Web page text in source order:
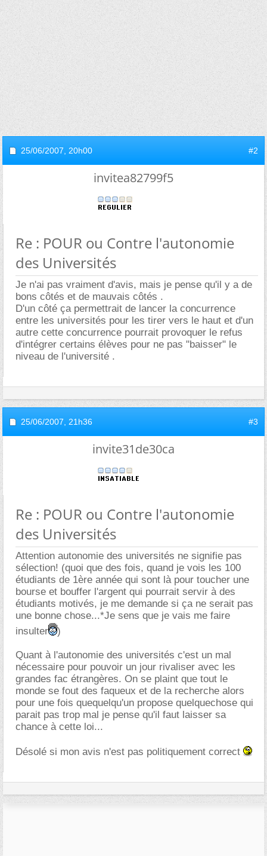
25/06/2007, 20h00 #2
invitea82799f5
Re : POUR ou Contre l'autonomie
des Universités
Je n'ai pas vraiment d'avis, mais je pense qu'il y a de
bons côtés et de mauvais côtés .
D'un côté ça permettrait de lancer la concurrence
entre les universités pour les tirer vers le haut et d'un
autre cette concurrence pourrait provoquer le refus
d'intégrer certains élèves pour ne pas "baisser" le
niveau de l'université .
25/06/2007, 21h36 #3
invite31de30ca
Re : POUR ou Contre l'autonomie
des Universités
Attention autonomie des universités ne signifie pas
sélection! (quoi que des fois, quand je vois les 100
étudiants de 1ère année qui sont là pour toucher une
bourse et bouffer l'argent qui pourrait servir à des
étudiants motivés, je me demande si ça ne serait pas
une bonne chose...*Je sens que je vais me faire
insulter
)
Quant à l'autonomie des universités c'est un mal
nécessaire pour pouvoir un jour rivaliser avec les
grandes fac étrangères. On se plaint que tout le
monde se fout des faqueux et de la recherche alors
pour une fois quequelqu'un propose quelquechose qui
parait pas trop mal je pense qu'il faut laisser sa
chance à cette loi...
Désolé si mon avis n'est pas politiquement correct